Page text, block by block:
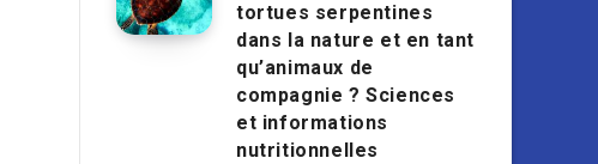
tortues serpentines
dans la nature et en tant
qu’animaux de
compagnie ? Sciences
et informations
nutritionnelles